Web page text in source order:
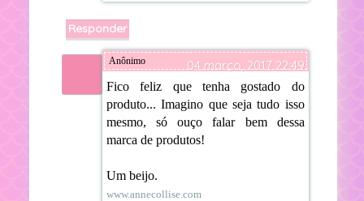
Responder
Anônimo 04 março, 2017 22:49
Fico feliz que tenha gostado do
produto... Imagino que seja tudo isso
mesmo, só ouço falar bem dessa
marca de produtos!
Um beijo.
www.annecollise.com